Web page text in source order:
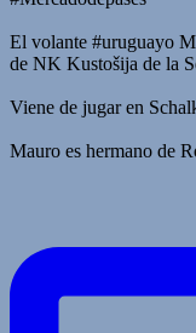
El volante #uruguayo
de NK Kustošija de la
Viene de jugar en
Mauro es hermano de